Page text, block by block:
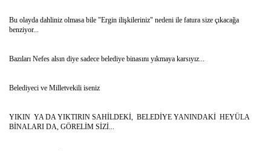
Bu olayda dahliniz olmasa bile "Ergin ilişkileriniz" nedeni ile fatura size çıkacağa
benziyor...
Bazıları Nefes alsın diye sadece belediye binasını yıkmaya karsıyız...
Belediyeci ve Milletvekili iseniz
YIKIN YA DA YIKTIRIN SAHİLDEKİ, BELEDİYE YANINDAKİ HEYÜLA
BİNALARI DA, GÖRELİM SİZİ...